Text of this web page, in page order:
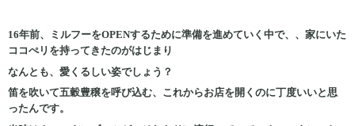
16年前、ミルフーをOPENするために準備を進めていく中で、、家にいた
ココぺリを持ってきたのがはじまり
なんとも、愛くるしい姿でしょう？
笛を吹いて五穀豊穣を呼び込む、これからお店を開くのに丁度いいと思
ったんです。